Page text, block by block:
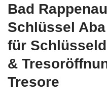
Bad
Schlüssel
für
&
Tresore